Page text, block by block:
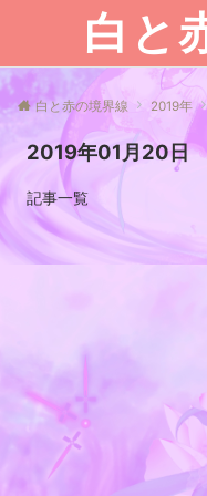
白と
白と赤の境界線 2019年
2019年01月20日
記事一覧